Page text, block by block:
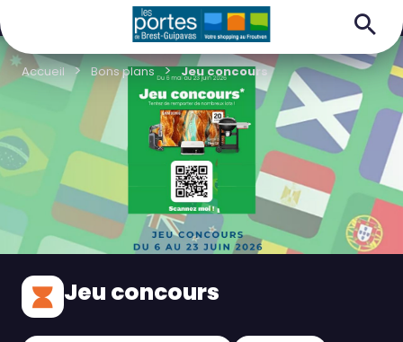
Accueil Bons plans Jeu concours
Jeu concours